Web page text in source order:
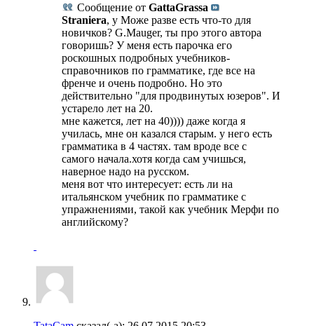
Сообщение от GattaGrassa
Straniera, у Може разве есть что-то для
новичков? G.Mauger, ты про этого автора
говоришь? У меня есть парочка его
роскошных подробных учебников-
справочников по грамматике, где все на
френче и очень подробно. Но это
действительно "для продвинутых юзеров". И
устарело лет на 20.
мне кажется, лет на 40)))) даже когда я
училась, мне он казался старым. у него есть
грамматика в 4 частях. там вроде все с
самого начала.хотя когда сам учишься,
наверное надо на русском.
меня вот что интересует: есть ли на
итальянском учебник по грамматике с
упражнениями, такой как учебник Мерфи по
английскому?